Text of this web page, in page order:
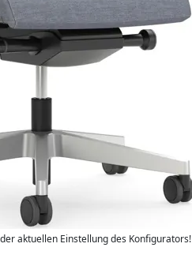
aktuellen Einstellung des Konfigurators!